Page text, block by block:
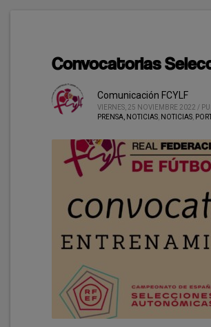
Convocatorias
Comunicación FCYLF
VIERNES, 25 NOVIEMBRE 2022 /
PRENSA, NOTICIAS NOTICIAS